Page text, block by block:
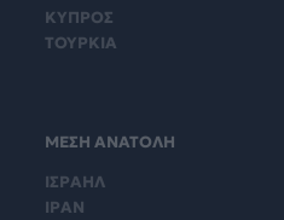
ΚΥΠΡΟΣ
ΤΟΥΡΚΙΑ
ΜΕΣΗ ΑΝΑΤΟΛΗ
ΙΣΡΑΗΛ
ΙΡΑΝ